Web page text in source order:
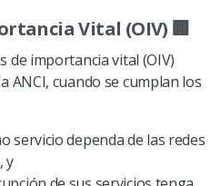
Vital (OIV) 🏢
de importancia vital (OIV)
ANCI, cuando se cumplan los
servicio dependa de las redes
y